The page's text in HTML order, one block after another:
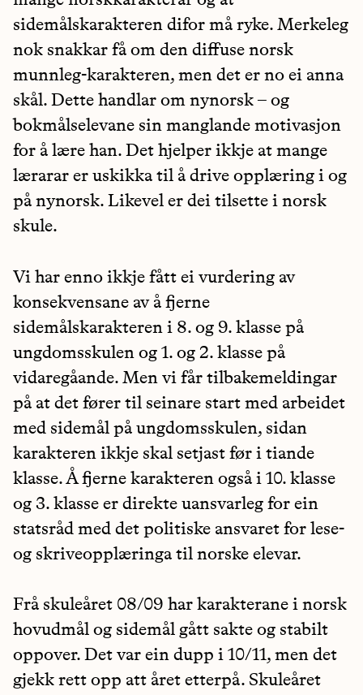
sidemålskarakteren difor må ryke. Merkeleg
nok snakkar få om den diffuse norsk
munnleg-karakteren, men det er no ei anna
skål. Dette handlar om nynorsk – og
bokmålselevane sin manglande motivasjon
for å lære han. Det hjelper ikkje at mange
lærarar er uskikka til å drive opplæring i og
på nynorsk. Likevel er dei tilsette i norsk
skule.
Vi har enno ikkje fått ei vurdering av
konsekvensane av å fjerne
sidemålskarakteren i 8. og 9. klasse på
ungdomsskulen og 1. og 2. klasse på
vidaregåande. Men vi får tilbakemeldingar
på at det fører til seinare start med arbeidet
med sidemål på ungdomsskulen, sidan
karakteren ikkje skal setjast før i tiande
klasse. Å fjerne karakteren også i 10. klasse
og 3. klasse er direkte uansvarleg for ein
statsråd med det politiske ansvaret for lese-
og skriveopplæringa til norske elevar.
Frå skuleåret 08/09 har karakterane i norsk
hovudmål og sidemål gått sakte og stabilt
oppover. Det var ein dupp i 10/11, men det
gjekk rett opp att året etterpå. Skuleåret